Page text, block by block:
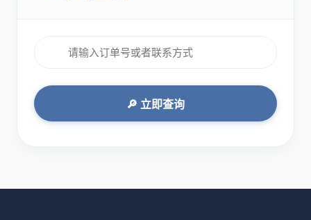
🔎 立即查询